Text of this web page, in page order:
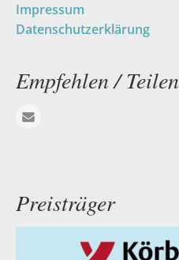
Impressum
Datenschutzerklärung
Empfehlen / Teilen
Preisträger